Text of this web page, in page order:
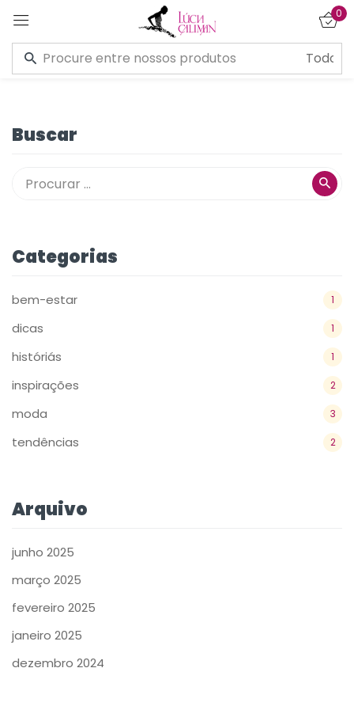
0
Buscar
Categorias
bem-estar 1
dicas 1
históriás 1
inspirações 2
moda 3
tendências 2
Arquivo
junho 2025
março 2025
fevereiro 2025
janeiro 2025
dezembro 2024
Entrar
Lembre de mim Esqueceu a senha?